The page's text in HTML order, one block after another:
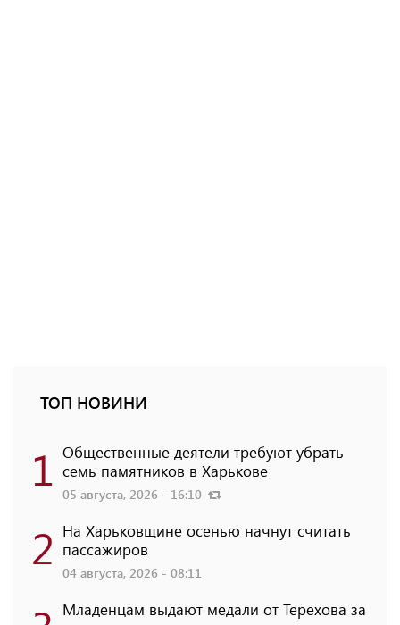
ТОП НОВИНИ
1 Общественные деятели требуют убрать
семь памятников в Харькове
05 августа, 2026 - 16:10
2 На Харьковщине осенью начнут считать
пассажиров
04 августа, 2026 - 08:11
Младенцам выдают медали от Терехова за